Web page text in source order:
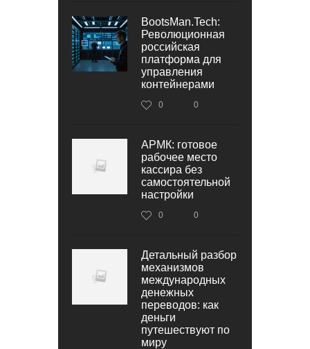
BootsMan.Tech:
Революционная
российская
платформа для
управления
контейнерами
0 0
АРМК: готовое
рабочее место
кассира без
самостоятельной
настройки
0 0
Детальный разбор
механизмов
международных
денежных
переводов: как
деньги
путешествуют по
миру